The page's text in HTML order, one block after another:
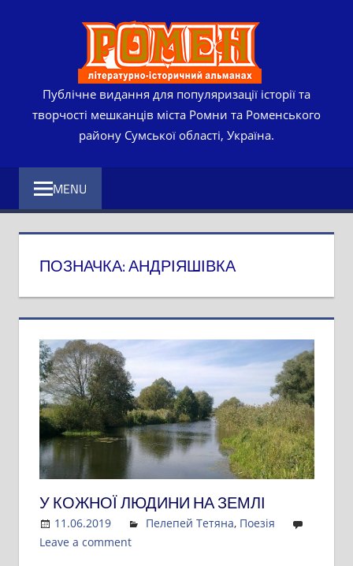
Публічне видання для популяризації історії та
творчості мешканців міста Ромни та Роменського
району Сумської області, Україна.
MENU
ПОЗНАЧКА:АНДРІЯШІВКА
У КОЖНОЇ ЛЮДИНИ НА ЗЕМЛІ
11.06.2019 Admin
Пелепей Тетяна, Поезія
Leave a comment